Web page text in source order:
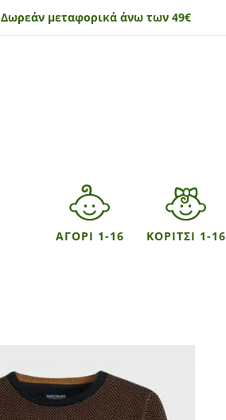
Δωρεάν μεταφορικά άνω των 49€
ΑΓΟΡΙ 1-16 ΚΟΡΙΤΣΙ 1-16